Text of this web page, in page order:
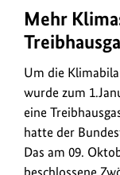
n
l
o
a
d
s
/
Mehr
Um die
wurde zum
eine
hatte der
Das am 09.